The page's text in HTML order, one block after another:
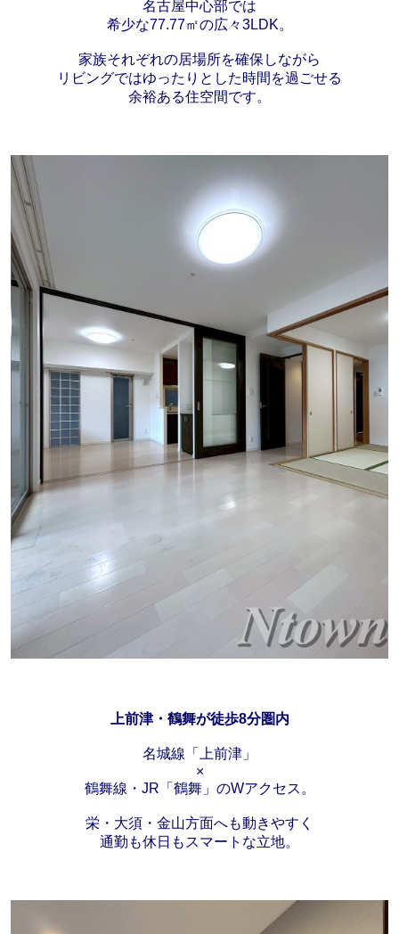
名古屋中心部では
希少な77.77㎡の広々3LDK。
家族それぞれの居場所を確保しながら
リビングではゆったりとした時間を過ごせる
余裕ある住空間です。
上前津・鶴舞が徒歩8分圏内
名城線「上前津」
×
鶴舞線・JR「鶴舞」のWアクセス。
栄・大須・金山方面へも動きやすく
通勤も休日もスマートな立地。